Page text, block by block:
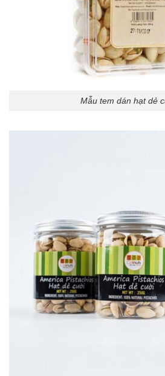
Mẫu tem dán hạt dẻ